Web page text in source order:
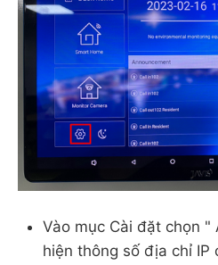
Vào mục Cài đặt chọn
hiện thông số địa chỉ IP